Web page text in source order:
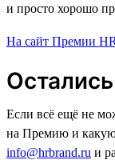
и просто хорошо
На сайт Премии
Если всё ещё не
на Премию и
info@hrbrand.ru и